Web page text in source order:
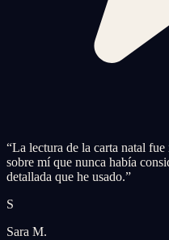
“La lectura de la carta natal
sobre mí que nunca había
detallada que he usado.”
S
Sara M.